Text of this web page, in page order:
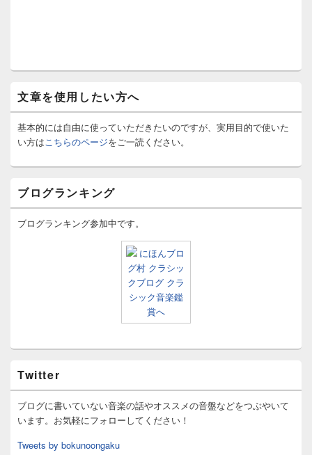
文章を使用したい方へ
基本的には自由に使っていただきたいのですが、実用目的で使いた
い方はこちらのページをご一読ください。
ブログランキング
ブログランキング参加中です。
Twitter
ブログに書いていない音楽の話やオススメの音盤などをつぶやいて
います。お気軽にフォローしてください！
Tweets by bokunoongaku